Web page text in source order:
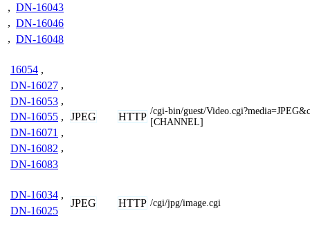
, DN-16043
, DN-16046
, DN-16048
16054 ,
DN-16027 ,
DN-16053 ,
DN-16055 ,
DN-16071 ,
DN-16082 ,
DN-16083
JPEG HTTP /cgi-bin/guest/
[CHANNEL]
DN-16034 ,
DN-16025
JPEG HTTP /cgi/jpg/image.cgi